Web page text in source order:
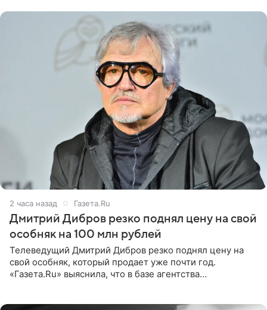
2 часа назад Газета.Ru
Дмитрий Дибров резко поднял цену на свой
особняк на 100 млн рублей
Телеведущий Дмитрий Дибров резко поднял цену на
свой особняк, который продает уже почти год.
«Газета.Ru» выяснила, что в базе агентства